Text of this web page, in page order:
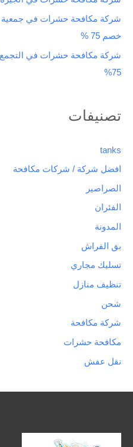
خصم 75 %
75%
تصنيفات
tanks
افضل شركة / شركات مكافحة
الصراصير
الفئران
المدونة
بق الفراش
تسليك مجاري
تنظيف منازل
شحن
شركة مكافحة
مكافحة حشرات
نقل عفش